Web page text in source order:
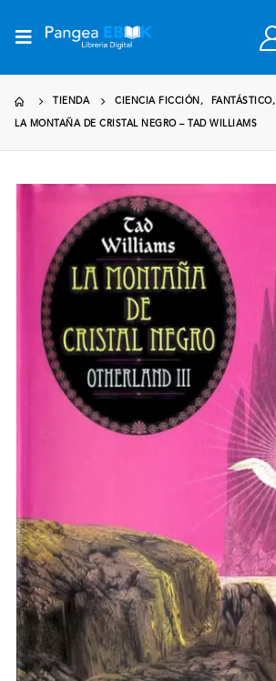
TIENDA CIENCIA FICCIÓN , FANTÁSTICO,
LA MONTAÑA DE CRISTAL NEGRO – TAD WILLIAMS